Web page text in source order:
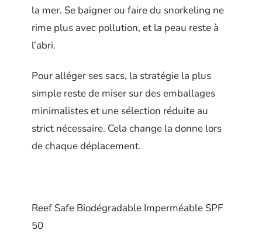
la mer. Se baigner ou faire du snorkeling ne
rime plus avec pollution, et la peau reste à
l’abri.
Pour alléger ses sacs, la stratégie la plus
simple reste de miser sur des emballages
minimalistes et une sélection réduite au
strict nécessaire. Cela change la donne lors
de chaque déplacement.
Reef Safe Biodégradable Imperméable SPF
50